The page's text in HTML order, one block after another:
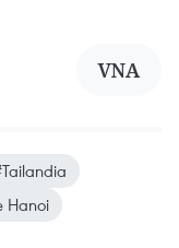
VNA
Hanoi